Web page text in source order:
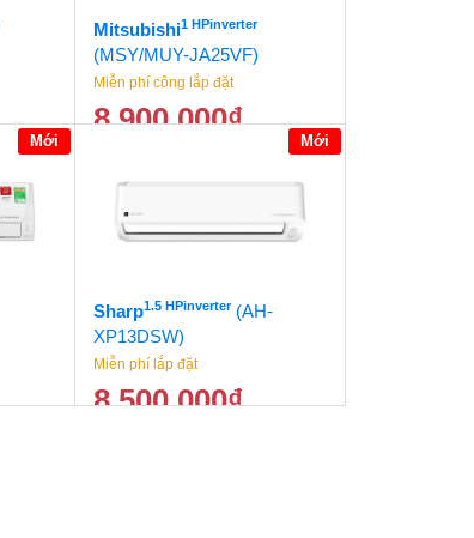
Mitsubishi1 HPinverter
(MSY/MUY-JA25VF)
Miễn phí công lắp đặt
8.900.000₫
Mới Mới
Sharp1.5 HPinverter (AH-
XP13DSW)
Miễn phí lắp đặt
8.500.000₫